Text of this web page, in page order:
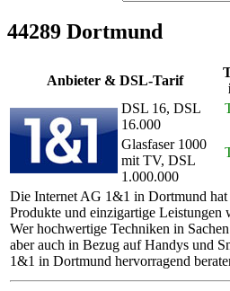
44289 Dortmund
Anbieter & DSL-Tarif
DSL 16, DSL
16.000
Glasfaser 1000
mit TV, DSL
1.000.000
Die Internet AG 1&1 in Dortmund
Produkte und einzigartige Leistungen
Wer hochwertige Techniken in
aber auch in Bezug auf Handys und
1&1 in Dortmund hervorragend